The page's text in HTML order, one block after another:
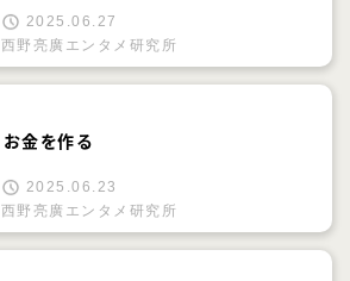
2025.06.27
西野亮廣エンタメ研究所
お金を作る
2025.06.23
西野亮廣エンタメ研究所